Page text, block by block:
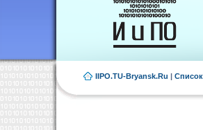
IIPO.TU-Bryansk.Ru |